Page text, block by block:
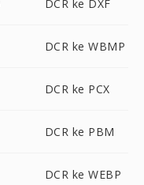
DCR ke DXF
DCR ke WBMP
DCR ke PCX
DCR ke PBM
DCR ke WEBP